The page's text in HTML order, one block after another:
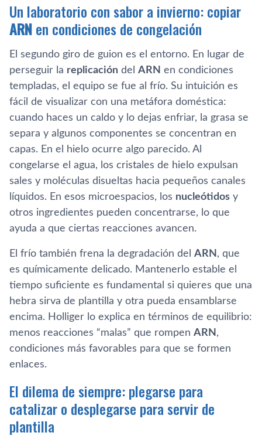
Un laboratorio con sabor a invierno: copiar
ARNen condiciones de congelación
El segundo giro de guion es el entorno. En lugar de
perseguir la replicación del ARN en condiciones
templadas, el equipo se fue al frío. Su intuición es
fácil de visualizar con una metáfora doméstica:
cuando haces un caldo y lo dejas enfriar, la grasa se
separa y algunos componentes se concentran en
capas. En el hielo ocurre algo parecido. Al
congelarse el agua, los cristales de hielo expulsan
sales y moléculas disueltas hacia pequeños canales
líquidos. En esos microespacios, los nucleótidos y
otros ingredientes pueden concentrarse, lo que
ayuda a que ciertas reacciones avancen.
El frío también frena la degradación del ARN , que
es químicamente delicado. Mantenerlo estable el
tiempo suficiente es fundamental si quieres que una
hebra sirva de plantilla y otra pueda ensamblarse
encima. Holliger lo explica en términos de equilibrio:
menos reacciones “malas” que rompen ARN ,
condiciones más favorables para que se formen
enlaces.
El dilema de siempre: plegarse para
catalizar o desplegarse para servir de
plantilla